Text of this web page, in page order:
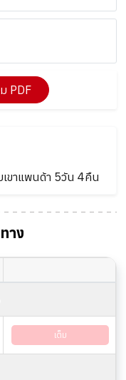
PDF
เขาแพนด้า 5วัน 4คืน
าง
เต็ม